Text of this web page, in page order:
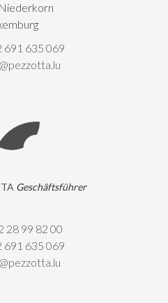
691 635 069
Geschäftsführer
28 99 82 00
691 635 069